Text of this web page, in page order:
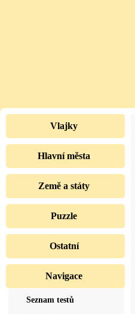
Vlajky
Hlavní města
Země a státy
Puzzle
Ostatní
Navigace
Seznam testů